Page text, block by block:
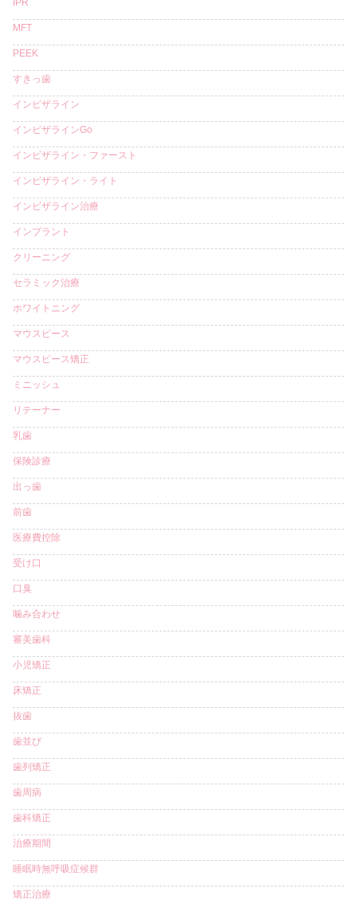
IPR
MFT
PEEK
すきっ歯
インビザライン
インビザラインGo
インビザライン・ファースト
インビザライン・ライト
インビザライン治療
インプラント
クリーニング
セラミック治療
ホワイトニング
マウスピース
マウスピース矯正
ミニッシュ
リテーナー
乳歯
保険診療
出っ歯
前歯
医療費控除
受け口
口臭
噛み合わせ
審美歯科
小児矯正
床矯正
抜歯
歯並び
歯列矯正
歯周病
歯科矯正
治療期間
睡眠時無呼吸症候群
矯正治療